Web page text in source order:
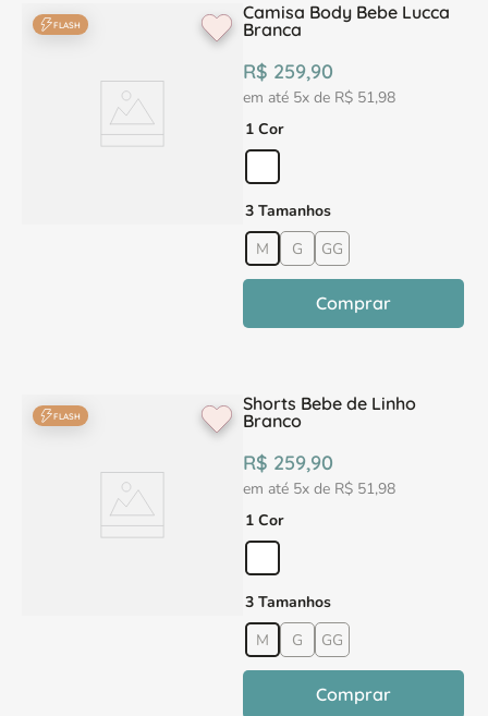
FLASH
Camisa Body Bebe Lucca
Branca
R$ 259,90
em até 5x de R$ 51,98
1 Cor
3 Tamanhos
M
G GG
Comprar
FLASH
Shorts Bebe de Linho
Branco
R$ 259,90
em até 5x de R$ 51,98
1 Cor
3 Tamanhos
M
G GG
Comprar